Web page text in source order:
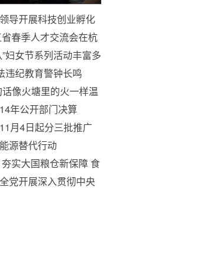
导开展科技创业孵化
春季人才交流会在杭
妇女节系列活动丰富多
违纪教育警钟长鸣
像火塘里的火一样温
年公开部门决算
月4日起分三批推广
源替代行动
实大国粮仓新保障 食
牢国人饭碗安全根基
党开展深入贯彻中央